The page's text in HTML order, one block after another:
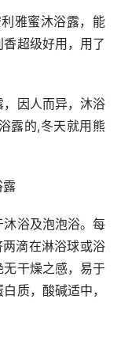
雅蜜沐浴露，能
超级好用，用了
因人而异，沐浴
露的,冬天就用熊
露
浴及泡泡浴。每
滴在淋浴球或浴
干燥之感，易于
质，酸碱适中，